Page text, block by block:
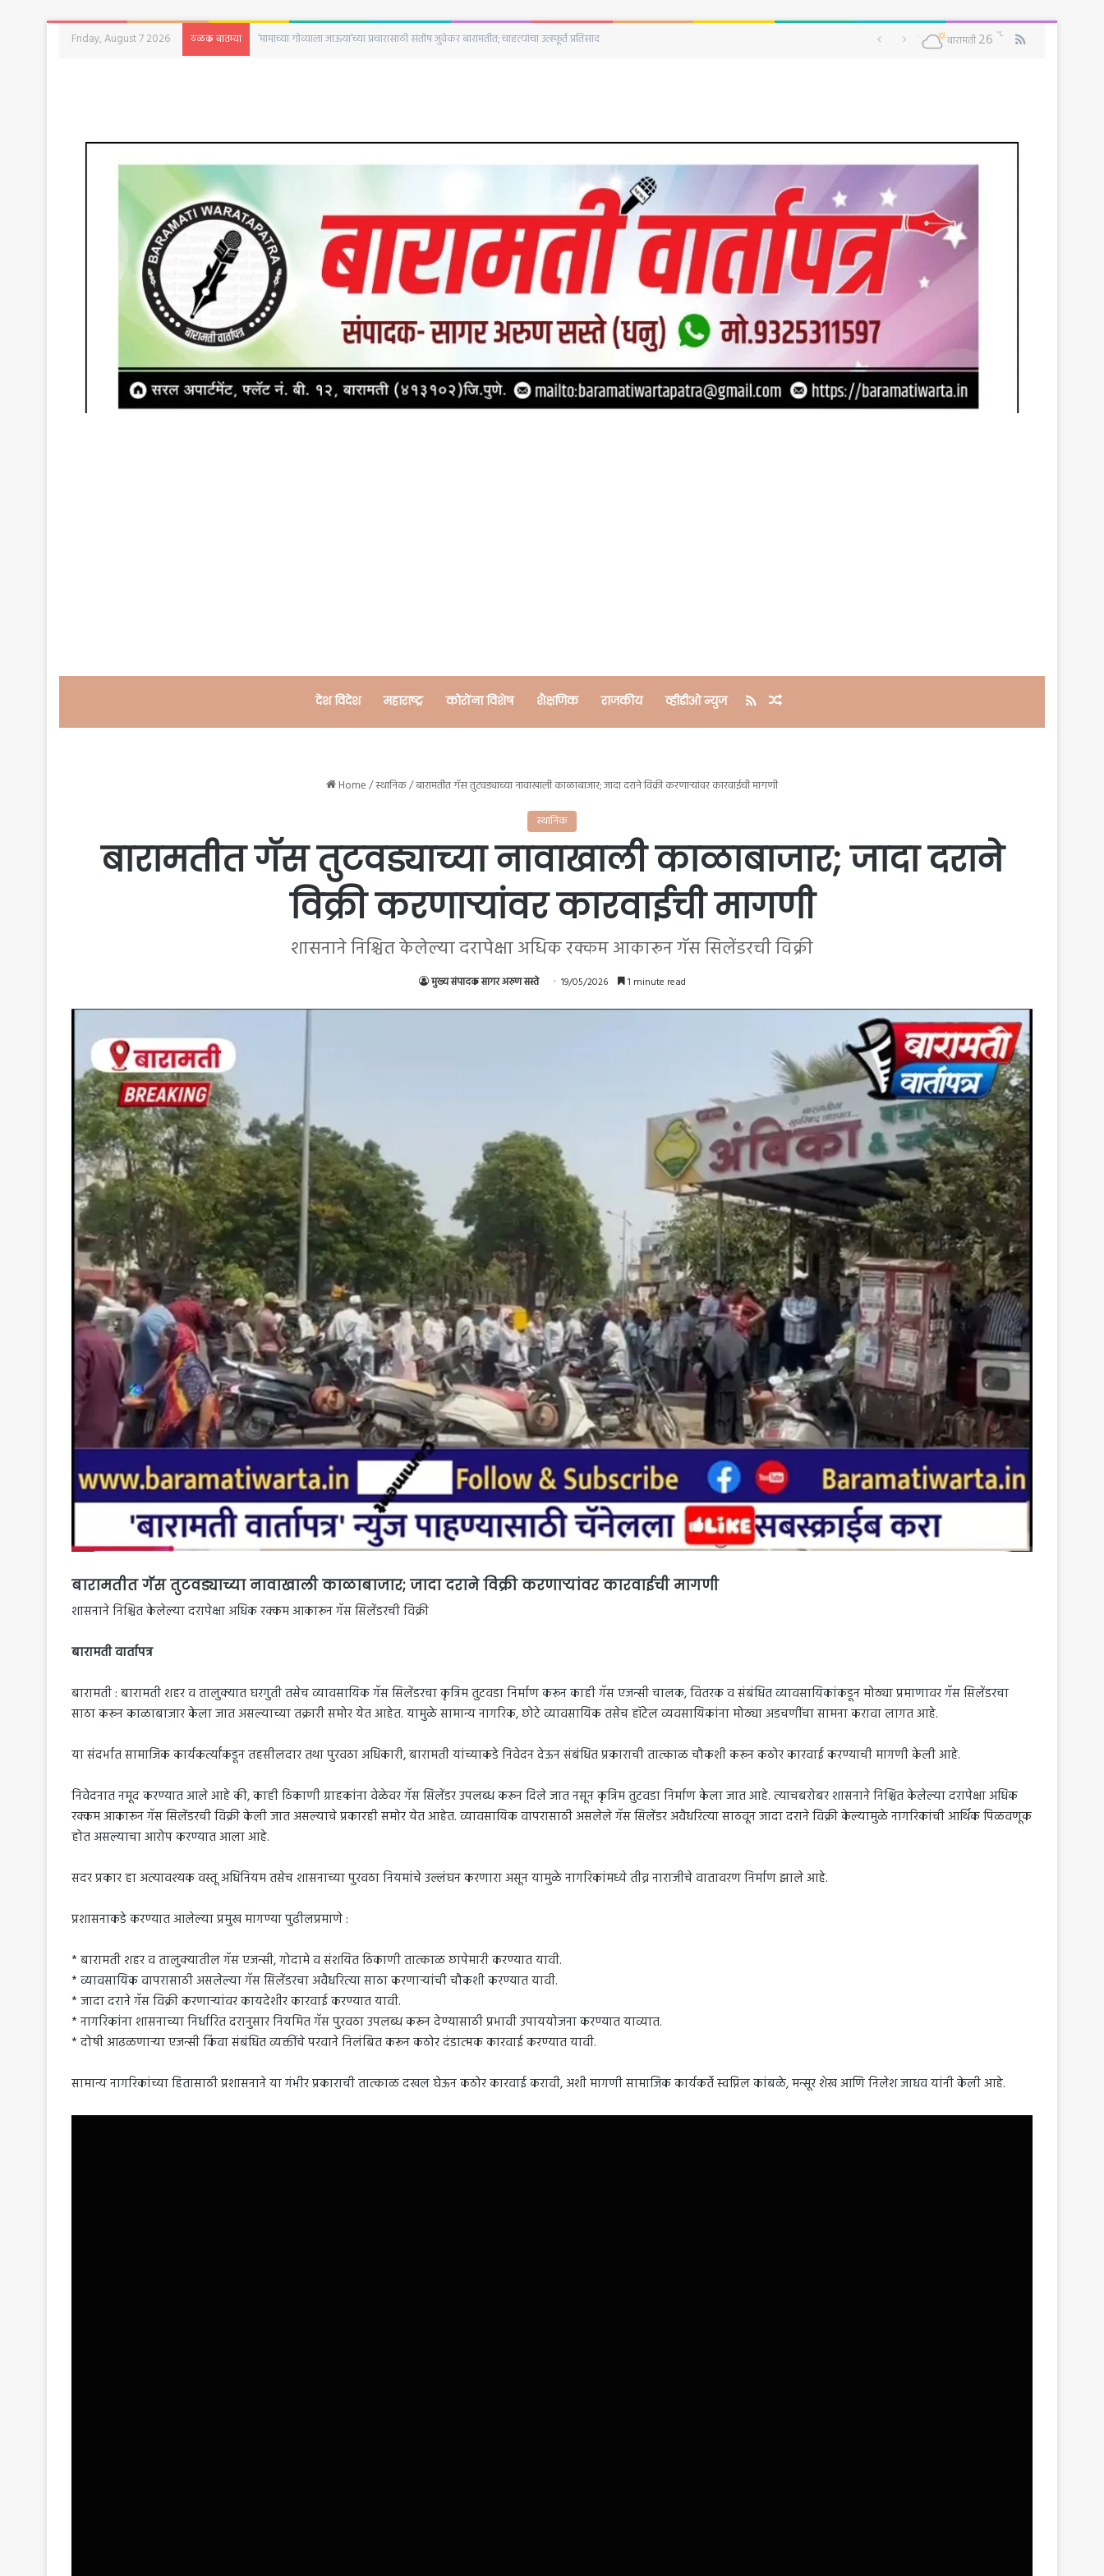
Friday, August 7 2026 ठळक बातम्या ‘दृश्यम’ची आठवण करून देणारी घटना;पत्नीने केला नवऱ्याच्या हत्याचा प्रयत्न बारामती शहर पोलिस ठाण्यात सासऱ्याची गंभीर तक्रार बारामती 26 ℃ RSS
देश विदेश महाराष्ट्र कोरोंना विशेष शैक्षणिक राजकीय व्हीडीओ न्युज RSS Random Article
Home/स्थानिक/बारामतीत गॅस तुटवड्याच्या नावाखाली काळाबाजार; जादा दराने विक्री करणाऱ्यांवर कारवाईची मागणी
स्थानिक
बारामतीत गॅस तुटवड्याच्या नावाखाली काळाबाजार; जादा दराने
विक्री करणाऱ्यांवर कारवाईची मागणी
शासनाने निश्चित केलेल्या दरापेक्षा अधिक रक्कम आकारून गॅस सिलेंडरची विक्री
मुख्य संपादक सागर अरुण सस्ते 19/05/2026 1 minute read
बारामतीत गॅस तुटवड्याच्या नावाखाली काळाबाजार; जादा दराने विक्री करणाऱ्यांवर कारवाईची मागणी
शासनाने निश्चित केलेल्या दरापेक्षा अधिक रक्कम आकारून गॅस सिलेंडरची विक्री
बारामती वार्तापत्र
बारामती : बारामती शहर व तालुक्यात घरगुती तसेच व्यावसायिक गॅस सिलेंडरचा कृत्रिम तुटवडा निर्माण करून काही गॅस एजन्सी चालक, वितरक व संबंधित व्यावसायिकांकडून मोठ्या प्रमाणावर गॅस सिलेंडरचा
साठा करून काळाबाजार केला जात असल्याच्या तक्रारी समोर येत आहेत. यामुळे सामान्य नागरिक, छोटे व्यावसायिक तसेच हॉटेल व्यवसायिकांना मोठ्या अडचणींचा सामना करावा लागत आहे.
या संदर्भात सामाजिक कार्यकर्त्यांकडून तहसीलदार तथा पुरवठा अधिकारी, बारामती यांच्याकडे निवेदन देऊन संबंधित प्रकाराची तात्काळ चौकशी करून कठोर कारवाई करण्याची मागणी केली आहे.
निवेदनात नमूद करण्यात आले आहे की, काही ठिकाणी ग्राहकांना वेळेवर गॅस सिलेंडर उपलब्ध करून दिले जात नसून कृत्रिम तुटवडा निर्माण केला जात आहे. त्याचबरोबर शासनाने निश्चित केलेल्या दरापेक्षा अधिक
रक्कम आकारून गॅस सिलेंडरची विक्री केली जात असल्याचे प्रकारही समोर येत आहेत. व्यावसायिक वापरासाठी असलेले गॅस सिलेंडर अवैधरित्या साठवून जादा दराने विक्री केल्यामुळे नागरिकांची आर्थिक पिळवणूक
होत असल्याचा आरोप करण्यात आला आहे.
सदर प्रकार हा अत्यावश्यक वस्तू अधिनियम तसेच शासनाच्या पुरवठा नियमांचे उल्लंघन करणारा असून यामुळे नागरिकांमध्ये तीव्र नाराजीचे वातावरण निर्माण झाले आहे.
प्रशासनाकडे करण्यात आलेल्या प्रमुख मागण्या पुढीलप्रमाणे :
* बारामती शहर व तालुक्यातील गॅस एजन्सी, गोदामे व संशयित ठिकाणी तात्काळ छापेमारी करण्यात यावी.
* व्यावसायिक वापरासाठी असलेल्या गॅस सिलेंडरचा अवैधरित्या साठा करणाऱ्यांची चौकशी करण्यात यावी.
* जादा दराने गॅस विक्री करणाऱ्यांवर कायदेशीर कारवाई करण्यात यावी.
* नागरिकांना शासनाच्या निर्धारित दरानुसार नियमित गॅस पुरवठा उपलब्ध करून देण्यासाठी प्रभावी उपाययोजना करण्यात याव्यात.
* दोषी आढळणाऱ्या एजन्सी किंवा संबंधित व्यक्तींचे परवाने निलंबित करून कठोर दंडात्मक कारवाई करण्यात यावी.
सामान्य नागरिकांच्या हितासाठी प्रशासनाने या गंभीर प्रकाराची तात्काळ दखल घेऊन कठोर कारवाई करावी, अशी मागणी सामाजिक कार्यकर्ते स्वप्निल कांबळे, मन्सूर शेख आणि निलेश जाधव यांनी केली आहे.